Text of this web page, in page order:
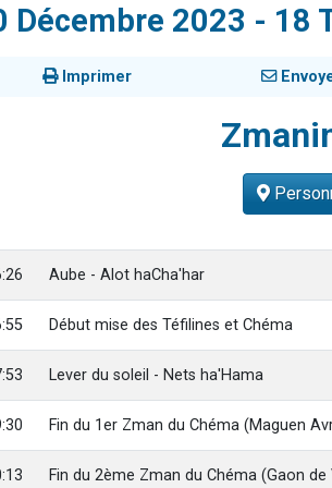
2
3
2
Décembre 2023 - 18
Imprimer
Aube - Alot haCha'har
Début mise des Téfilines et Chéma
Lever du soleil - Nets ha'Hama
Fin du 1er Zman du Chéma (Maguen
Fin du 2ème Zman du Chéma (Gaon de